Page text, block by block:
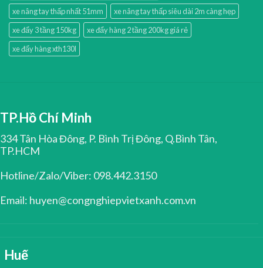
xe nâng tay thấp nhất 51mm
xe nâng tay thấp siêu dài 2m càng hẹp
xe đẩy 3 tầng 150kg
xe đẩy hàng 2 tầng 200kg giá rẻ
xe đẩy hàng xth130l
TP.Hồ Chí Minh
334 Tân Hòa Đông, P. Bình Trị Đông, Q.Bình Tân,
TP.HCM
Hotline/Zalo/Viber: 098.442.3150
Email: huyen@congnghiepvietxanh.com.vn
Huế